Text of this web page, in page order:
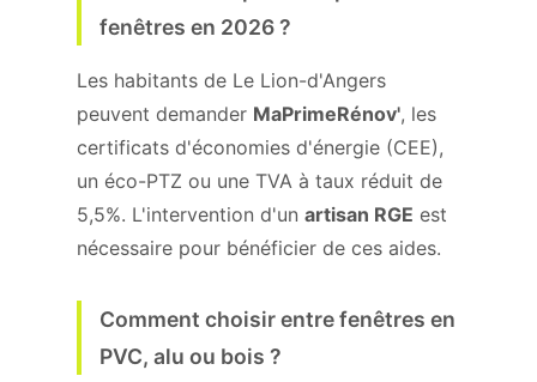
fenêtres en 2026 ?
Les habitants de Le Lion-d'Angers
peuvent demander MaPrimeRénov', les
certificats d'économies d'énergie (CEE),
un éco-PTZ ou une TVA à taux réduit de
5,5%. L'intervention d'un artisan RGE est
nécessaire pour bénéficier de ces aides.
Comment choisir entre fenêtres en
PVC, alu ou bois ?